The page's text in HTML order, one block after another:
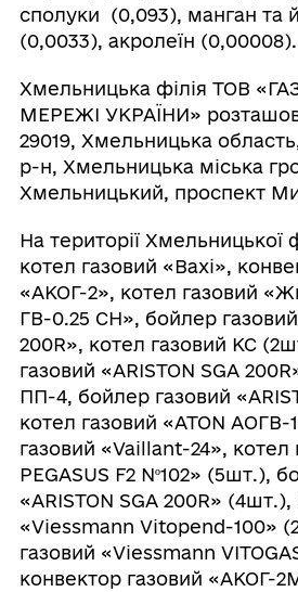
сполуки (0,093), манган та
(0,0033), акролеїн (0,00008).
Хмельницька філія ТОВ
МЕРЕЖІ УКРАЇНИ»
29019, Хмельницька
р-н, Хмельницька міська
Хмельницький, проспект
На території Хмельницької
котел газовий «Вахі»,
«АКОГ-2», котел газовий
ГВ-0.25 СН», бойлер газовий
200R», котел газовий КС
газовий «ARISTON SGA
ПП-4, бойлер газовий
котел газовий «ATON АОГB-
газовий «Vaillant-24», котел
PEGASUS F2 Nº102» (5шт.),
«ARISTON SGA 200R»
«Viessmann Vitopend-100»
газовий «Viessmann
конвектор газовий «АКОГ-